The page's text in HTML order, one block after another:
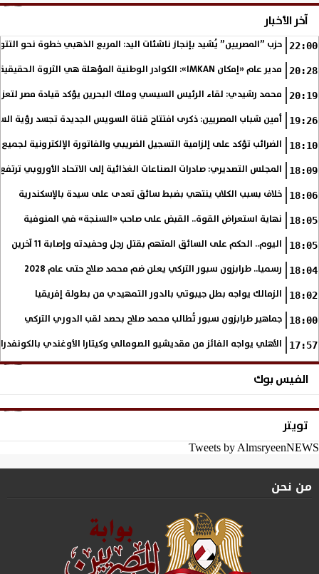
آخر الأخبار
22:00 حزب ”المصريين” يُشيد بإنجاز ناشئات اليد: المربع الذهبي خطوة نحو
20:28 مدير عام «إمكان IMKAN»: الكوادر الوطنية المؤهلة هي الثروة الحقيقية لمستقبل التنمية في مصر
20:19 محمد رشيدي: لقاء الرئيس السيسي وملك البحرين يؤكد قيادة مصر
19:26 أمين شباب المصريين: ذكرى افتتاح قناة السويس الجديدة تجسد رؤية
18:10 الضرائب تؤكد على إلزامية التسجيل الضريبي والفاتورة الإلكترونية
18:09 المجلس التصديري: صادرات الصناعات الغذائية إلى الاتحاد الأوروبي ترتفع 15.4% خلال النصف الأول من
18:06 خلاف بسبب الكلاب ينتهي بضبط سائق تعدى على سيدة بالإسكندرية
18:05 نهاية استعراض القوة.. القبض على صاحب «السنجة» في المنوفية
18:05 اليوم.. الحكم على السائق المتهم بقتل رجل وحفيدته وإصابة 11 آخرين
18:04 رسميا.. طرابزون سبور التركي يعلن ضم محمد صلاح حتى عام 2028
18:02 الزمالك يواجه بطل جيبوتي بالدور التمهيدي من بطولة إفريقيا
18:00 جماهير طرابزون سبور تُطالب محمد صلاح بحصد لقب الدوري التركي
17:57 الأهلي يواجه الفائز من مقديشيو الصومالي وكيتارا الأوغندي
الفيس بوك
تويتر
Tweets by AlmsryeenNEWS
من نحن